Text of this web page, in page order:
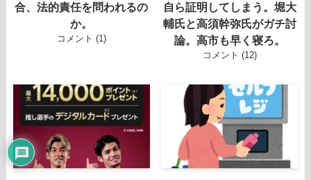
合、法的責任を問われるの
か。
コメント (1)
自ら証明してしまう。堀大
輔氏と高須幹弥氏がガチ討
論。高市も早く寝ろ。
コメント (12)